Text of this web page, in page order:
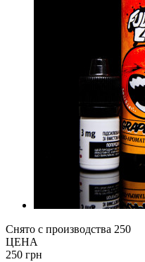
Снято с производства 250
ЦЕНА
250 грн